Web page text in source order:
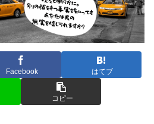
Facebook はてブ
コピー